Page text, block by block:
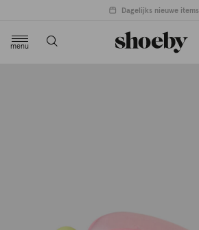
Dagelijks nieuwe items
menu